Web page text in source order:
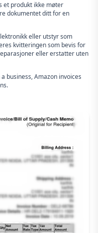
et produkt ikke møter
dokumentet ditt for en
eller utstyr som
kvitteringen som bevis for
eller erstatter uten
business, Amazon invoices